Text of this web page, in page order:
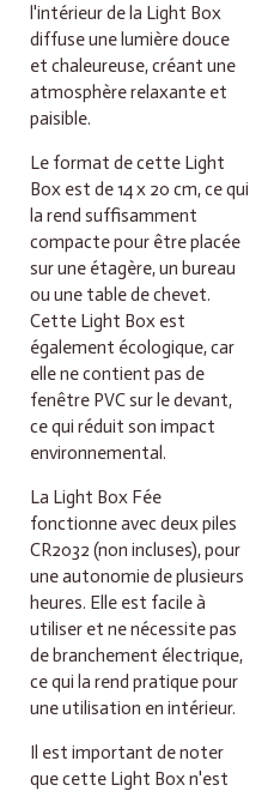
l'intérieur de la Light Box
diffuse une lumière douce
et chaleureuse, créant une
atmosphère relaxante et
paisible.
Le format de cette Light
Box est de 14 x 20 cm, ce qui
la rend suffisamment
compacte pour être placée
sur une étagère, un bureau
ou une table de chevet.
Cette Light Box est
également écologique, car
elle ne contient pas de
fenêtre PVC sur le devant,
ce qui réduit son impact
environnemental.
La Light Box Fée
fonctionne avec deux piles
CR2032 (non incluses), pour
une autonomie de plusieurs
heures. Elle est facile à
utiliser et ne nécessite pas
de branchement électrique,
ce qui la rend pratique pour
une utilisation en intérieur.
Il est important de noter
que cette Light Box n'est